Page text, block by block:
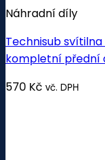
Náhradní díly
Technisub svítilna
kompletní přední
570 Kč vč. DPH